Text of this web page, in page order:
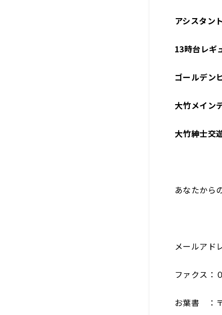
アシスタント
13時台レギ
ゴールデン
大竹メイン
大竹紳士交
あなたから
メールアド
ファクス：
お葉書 ：